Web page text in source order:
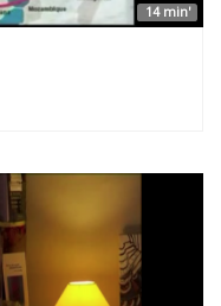
14 min'